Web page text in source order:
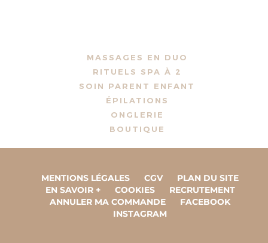
MASSAGES EN DUO
RITUELS SPA À 2
SOIN PARENT ENFANT
ÉPILATIONS
ONGLERIE
BOUTIQUE
MENTIONS LÉGALES CGV
PLAN DU SITE
EN SAVOIR +
COOKIES
RECRUTEMENT
ANNULER MA COMMANDE
FACEBOOK
INSTAGRAM